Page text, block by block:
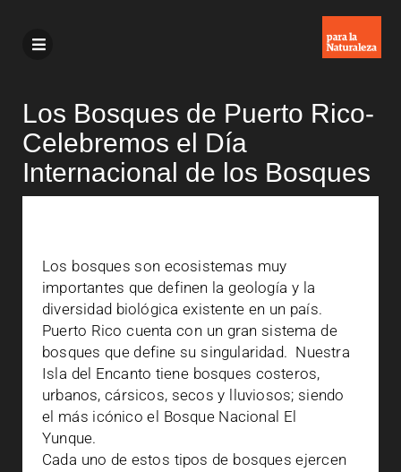
Los Bosques de Puerto Rico-
Celebremos el Día
Internacional de los Bosques
Los bosques son ecosistemas muy
importantes que definen la geología y la
diversidad biológica existente en un país.
Puerto Rico cuenta con un gran sistema de
bosques que define su singularidad. Nuestra
Isla del Encanto tiene bosques costeros,
urbanos, cársicos, secos y lluviosos; siendo
el más icónico el Bosque Nacional El
Yunque.
Cada uno de estos tipos de bosques ejercen